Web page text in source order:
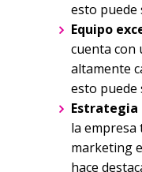
esto puede
Equipo
cuenta con
altamente
esto puede
la empresa
marketing
hace